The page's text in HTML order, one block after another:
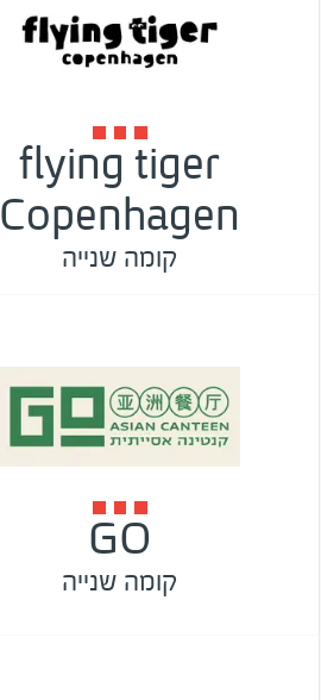
flying tiger
Copenhagen
קומה שנייה
GO
קומה שנייה